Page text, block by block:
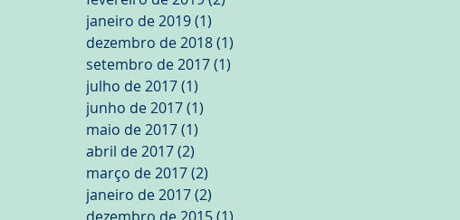
janeiro de 2019(1)
dezembro de 2018(1)
setembro de 2017(1)
julho de 2017(1)
junho de 2017(1)
maio de 2017(1)
abril de 2017(2)
março de 2017(2)
janeiro de 2017(2)
dezembro de 2015(1)